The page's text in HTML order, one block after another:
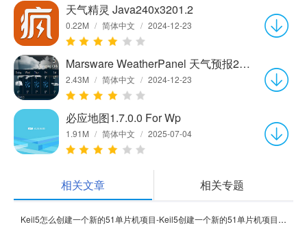
天气精灵 Java240x3201.2
0.22M / 简体中文 / 2024-12-23
Marsware WeatherPanel 天气预报2.5.1
2.43M / 简体中文 / 2024-12-23
必应地图1.7.0.0 For Wp
1.91M / 简体中文 / 2025-07-04
相关文章 相关专题
Keil5怎么创建一个新的51单片机项目-Keil5创建一个新的51单片机项目的方法